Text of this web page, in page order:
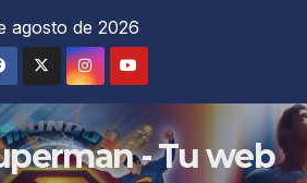
agosto de 2026
- Tu web